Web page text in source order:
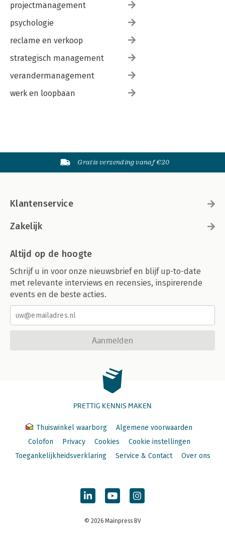
projectmanagement
psychologie
reclame en verkoop
strategisch management
verandermanagement
werk en loopbaan
Gratis verzending vanaf €20
Klantenservice
Zakelijk
Altijd op de hoogte
Schrijf u in voor onze nieuwsbrief en blijf up-to-date
met relevante interviews en recensies, inspirerende
events en de beste acties.
Aanmelden
PRETTIG KENNIS MAKEN
Thuiswinkel waarborg
Algemene voorwaarden
Colofon
Privacy Cookies
Cookie instellingen
Toegankelijkheidsverklaring
Service & Contact Over ons
© 2026 Mainpress BV